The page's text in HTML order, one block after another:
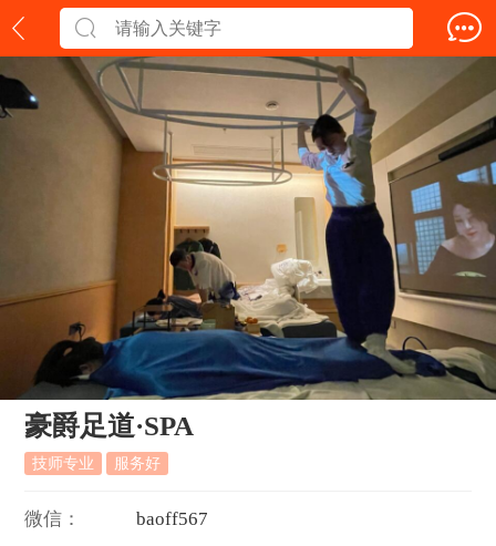
豪爵足道·SPA
技师专业 服务好
微信： baoff567